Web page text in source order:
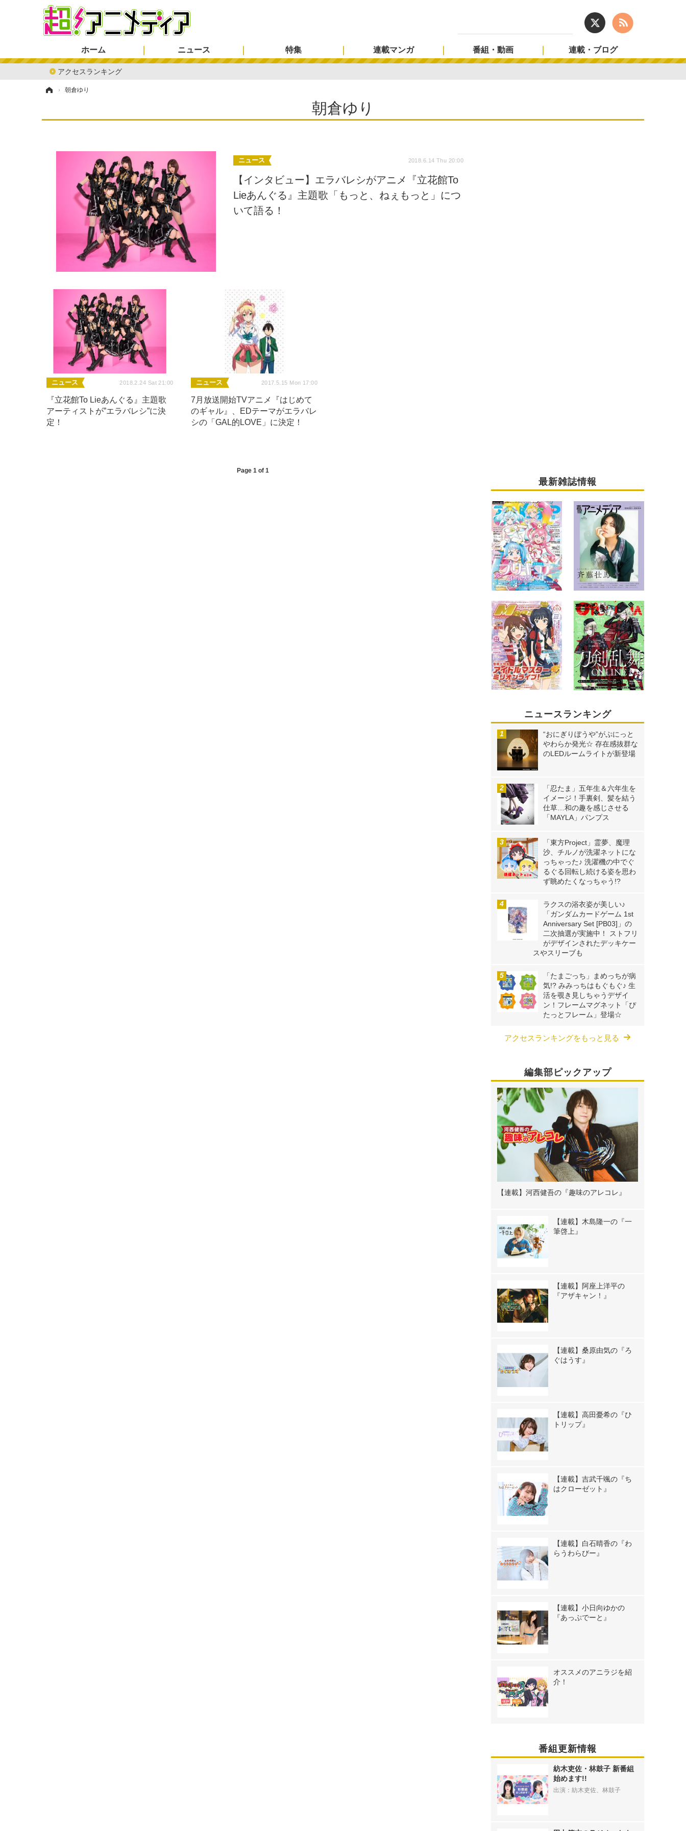
ホーム
アクセスランキング
ニュース 特集 連載マンガ 番組・動画 連載・ブログ
› 朝倉ゆり
朝倉ゆり
ニュース 2018.6.14 Thu 20:00
【インタビュー】エラバレシがアニメ『立花館To
Lieあんぐる』主題歌「もっと、ねぇもっと」につ
いて語る！
ニュース 2018.2.24 Sat 21:00
『立花館To Lieあんぐる』主題歌
アーティストが”エラバレシ”に決
定！
ニュース 2017.5.15 Mon 17:00
7月放送開始TVアニメ『はじめて
のギャル』、EDテーマがエラバレ
シの「GAL的LOVE」に決定！
Page 1 of 1
最新雑誌情報
ニュースランキング
“おにぎりぼうや”がぷにっと
やわらか発光☆ 存在感抜群な
のLEDルームライトが新登場
「忍たま」五年生＆六年生を
イメージ！手裏剣、髪を結う
仕草…和の趣を感じさせる
「MAYLA」パンプス
「東方Project」霊夢、魔理
沙、チルノが洗濯ネットにな
っちゃった♪ 洗濯機の中でぐ
るぐる回転し続ける姿を思わ
ず眺めたくなっちゃう!?
ラクスの浴衣姿が美しい♪
「ガンダムカードゲーム 1st
Anniversary Set [PB03]」の
二次抽選が実施中！ ストフリ
がデザインされたデッキケー
スやスリーブも
「たまごっち」まめっちが病
気!? みみっちはもぐもぐ♪ 生
活を覗き見しちゃうデザイ
ン！フレームマグネット「ぴ
たっとフレーム」登場☆
アクセスランキングをもっと見る
編集部ピックアップ
【連載】河西健吾の『趣味のアレコレ』
【連載】木島隆一の『一
筆啓上』
【連載】阿座上洋平の
『アザキャン！』
【連載】桑原由気の『ろ
ぐはうす』
【連載】高田憂希の『ひ
トリップ』
【連載】吉武千颯の『ち
はクローゼット』
【連載】白石晴香の『わ
らうわらびー』
【連載】小日向ゆかの
『あっぷでーと』
オススメのアニラジを紹
介！
番組更新情報
紡木吏佐・林鼓子 新番組
始めます!!
出演：紡木吏佐、林鼓子